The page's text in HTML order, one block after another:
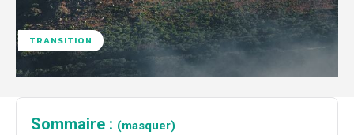
TRANSITION
Sommaire : (masquer)